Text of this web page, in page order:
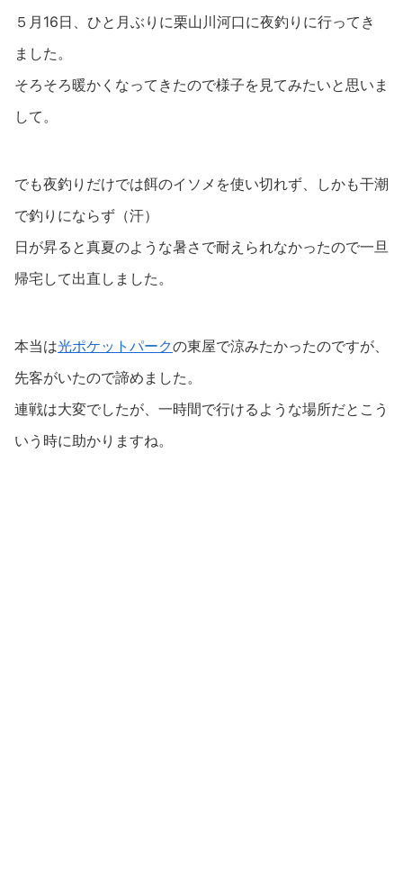
５月16日、ひと月ぶりに栗山川河口に夜釣りに行ってき
ました。
そろそろ暖かくなってきたので様子を見てみたいと思いま
して。
でも夜釣りだけでは餌のイソメを使い切れず、しかも干潮
で釣りにならず（汗）
日が昇ると真夏のような暑さで耐えられなかったので一旦
帰宅して出直しました。
本当は光ポケットパークの東屋で涼みたかったのですが、
先客がいたので諦めました。
連戦は大変でしたが、一時間で行けるような場所だとこう
いう時に助かりますね。